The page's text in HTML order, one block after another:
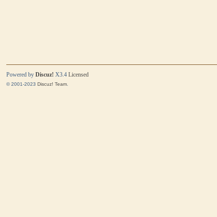
Powered byDiscuz! X3.4 Licensed
© 2001-2023Discuz! Team